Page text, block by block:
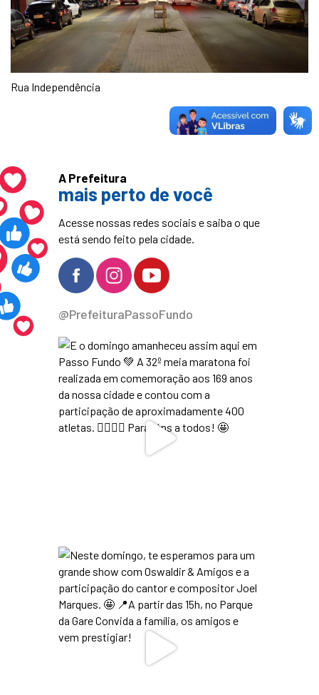
Rua Independência
A Prefeitura
mais perto de você
Acesse nossas redes sociais e saiba o que
está sendo feito pela cidade.
@PrefeituraPassoFundo